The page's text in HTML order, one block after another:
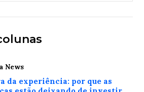
News
da experiência: por que as